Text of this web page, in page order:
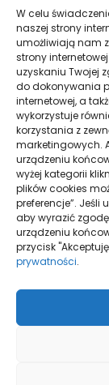
W celu
naszej strony
umożliwiają nam
strony
uzyskaniu Twojej
do dokonywania
internetowej, a
wykorzystuje
korzystania z
marketingowych.
urządzeniu
wyżej kategorii
plików cookies
preferencje”.
aby wyrazić
urządzeniu
przycisk
prywatności.
Taxi w
i spokojna
Pielęgnacja
dobry efekt
Taxi Nowy
Strony
Polityka
Strona główna